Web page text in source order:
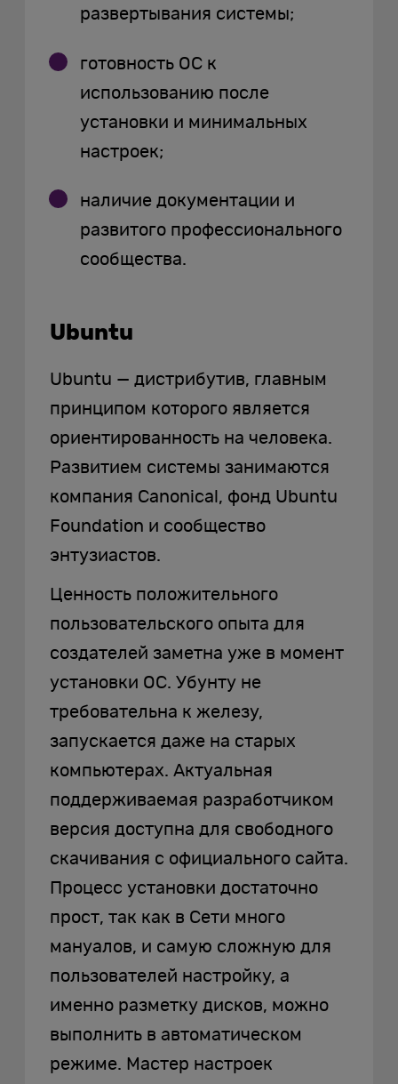
развертывания системы;
готовность ОС к
использованию после
установки и минимальных
настроек;
наличие документации и
развитого профессионального
сообщества.
Ubuntu
Ubuntu — дистрибутив, главным
принципом которого является
ориентированность на человека.
Развитием системы занимаются
компания Canonical, фонд Ubuntu
Foundation и сообщество
энтузиастов.
Ценность положительного
пользовательского опыта для
создателей заметна уже в момент
установки ОС. Убунту не
требовательна к железу,
запускается даже на старых
компьютерах. Актуальная
поддерживаемая разработчиком
версия доступна для свободного
скачивания с официального сайта.
Процесс установки достаточно
прост, так как в Сети много
мануалов, и самую сложную для
пользователей настройку, а
именно разметку дисков, можно
выполнить в автоматическом
режиме. Мастер настроек